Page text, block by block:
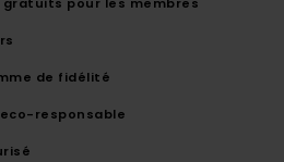
pour les membres
de fidélité
responsable